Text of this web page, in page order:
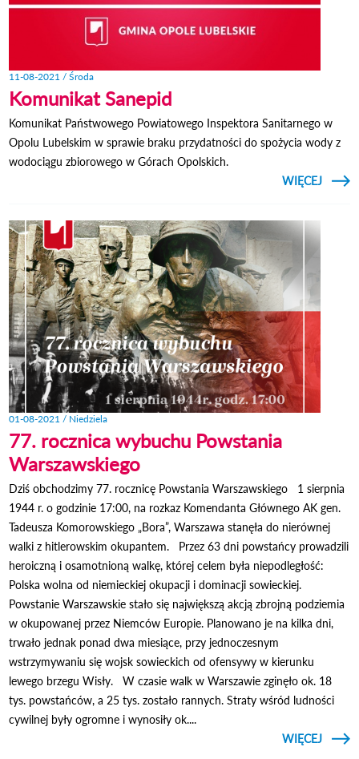
11-08-2021 / Środa
Komunikat Sanepid
Komunikat Państwowego Powiatowego Inspektora Sanitarnego w
Opolu Lubelskim w sprawie braku przydatności do spożycia wody z
wodociągu zbiorowego w Górach Opolskich.
CZYTAJ
WIĘCEJ
01-08-2021 / Niedziela
77. rocznica wybuchu Powstania
Warszawskiego
Dziś obchodzimy 77. rocznicę Powstania Warszawskiego 1 sierpnia
1944 r. o godzinie 17:00, na rozkaz Komendanta Głównego AK gen.
Tadeusza Komorowskiego „Bora”, Warszawa stanęła do nierównej
walki z hitlerowskim okupantem. Przez 63 dni powstańcy prowadzili
heroiczną i osamotnioną walkę, której celem była niepodległość:
Polska wolna od niemieckiej okupacji i dominacji sowieckiej.
Powstanie Warszawskie stało się największą akcją zbrojną podziemia
w okupowanej przez Niemców Europie. Planowano je na kilka dni,
trwało jednak ponad dwa miesiące, przy jednoczesnym
wstrzymywaniu się wojsk sowieckich od ofensywy w kierunku
lewego brzegu Wisły. W czasie walk w Warszawie zginęło ok. 18
tys. powstańców, a 25 tys. zostało rannych. Straty wśród ludności
cywilnej były ogromne i wynosiły ok....
CZYTAJ
WIĘCEJ
O